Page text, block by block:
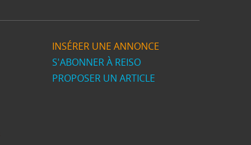
INSÉRER UNE ANNONCE
S'ABONNER À REISO
PROPOSER UN ARTICLE